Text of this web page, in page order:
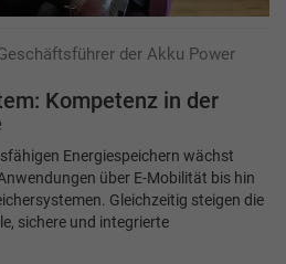
der Akku Power
Kompetenz in der
Energiespeichern wächst
über E-Mobilität bis hin
Gleichzeitig steigen die
sichere und integrierte